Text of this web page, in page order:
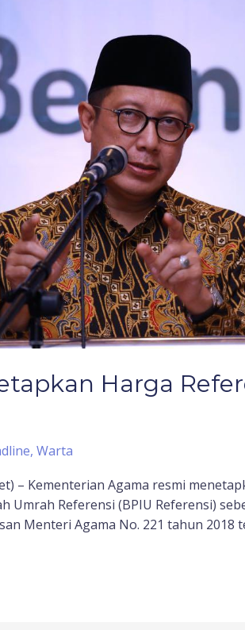
Harga
, Warta
– Kementerian Agama resmi
Umrah Referensi (BPIU Referensi)
Menteri Agama No. 221 tahun 2018